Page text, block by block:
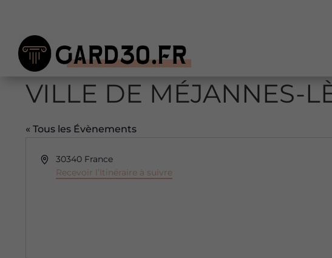
VILLE DE MÉJANNES-
« Tous les Évènements
Adresse
30340 France
Recevoir l’Itinéraire à suivre